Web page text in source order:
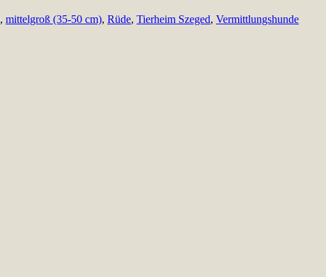
, mittelgroß (35-50 cm), Rüde, Tierheim Szeged, Vermittlungshunde